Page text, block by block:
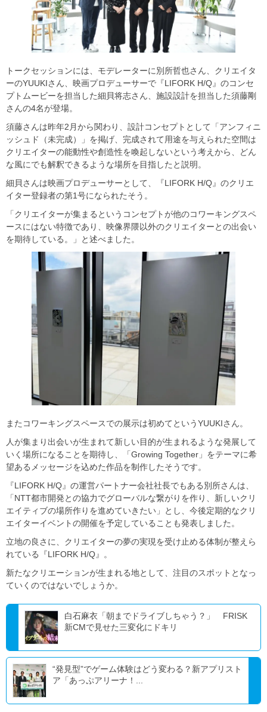
トークセッションには、モデレーターに別所哲也さん、クリエイタ
ーのYUUKIさん、映画プロデューサーで『LIFORK H/Q』のコンセ
プトムービーを担当した細貝将志さん、施設設計を担当した須藤剛
さんの4名が登場。
須藤さんは昨年2月から関わり、設計コンセプトとして「アンフィニ
ッシュド（未完成）」を掲げ、完成されて用途を与えられた空間は
クリエイターの能動性や創造性を喚起しないという考えから、どん
な風にでも解釈できるような場所を目指したと説明。
細貝さんは映画プロデューサーとして、『LIFORK H/Q』のクリエ
イター登録者の第1号になられたそう。
「クリエイターが集まるというコンセプトが他のコワーキングスペ
ースにはない特徴であり、映像界隈以外のクリエイターとの出会い
を期待している。」と述べました。
またコワーキングスペースでの展示は初めてというYUUKIさん。
人が集まり出会いが生まれて新しい目的が生まれるような発展して
いく場所になることを期待し、「Growing Together」をテーマに希
望あるメッセージを込めた作品を制作したそうです。
『LIFORK H/Q』の運営パートナー会社社長でもある別所さんは、
「NTT都市開発との協力でグローバルな繋がりを作り、新しいクリ
エイティブの場所作りを進めていきたい」とし、今後定期的なクリ
エイターイベントの開催を予定していることも発表しました。
立地の良さに、クリエイターの夢の実現を受け止める体制が整えら
れている『LIFORK H/Q』。
新たなクリエーションが生まれる地として、注目のスポットとなっ
ていくのではないでしょうか。
白石麻衣「朝までドライブしちゃう？」 FRISK
新CMで見せた三変化にドキリ
“発見型”でゲーム体験はどう変わる？新アプリスト
ア「あっぷアリーナ！...